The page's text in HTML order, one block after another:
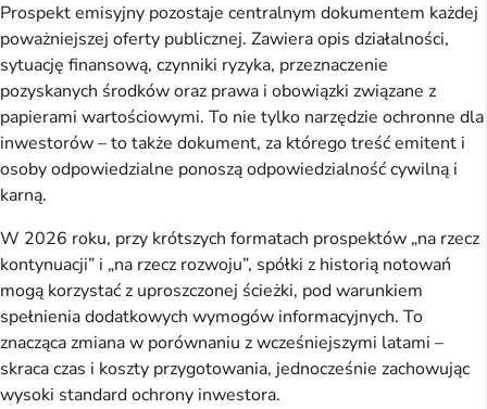
Prospekt emisyjny pozostaje centralnym dokumentem każdej
poważniejszej oferty publicznej. Zawiera opis działalności,
sytuację finansową, czynniki ryzyka, przeznaczenie
pozyskanych środków oraz prawa i obowiązki związane z
papierami wartościowymi. To nie tylko narzędzie ochronne dla
inwestorów – to także dokument, za którego treść emitent i
osoby odpowiedzialne ponoszą odpowiedzialność cywilną i
karną.
W 2026 roku, przy krótszych formatach prospektów „na rzecz
kontynuacji” i „na rzecz rozwoju”, spółki z historią notowań
mogą korzystać z uproszczonej ścieżki, pod warunkiem
spełnienia dodatkowych wymogów informacyjnych. To
znacząca zmiana w porównaniu z wcześniejszymi latami –
skraca czas i koszty przygotowania, jednocześnie zachowując
wysoki standard ochrony inwestora.